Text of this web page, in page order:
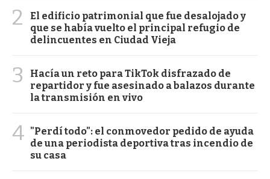
2
El edificio patrimonial que fue desalojado y
que se había vuelto el principal refugio de
delincuentes en Ciudad Vieja
3
Hacía un reto para TikTok disfrazado de
repartidor y fue asesinado a balazos durante
la transmisión en vivo
4 "Perdí todo": el conmovedor pedido de ayuda
de una periodista deportiva tras incendio de
su casa